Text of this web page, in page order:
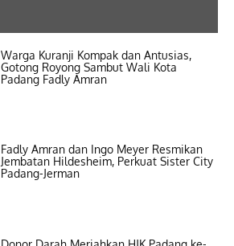
Warga Kuranji Kompak dan Antusias,
Gotong Royong Sambut Wali Kota
Padang Fadly Amran
Fadly Amran dan Ingo Meyer Resmikan
Jembatan Hildesheim, Perkuat Sister City
Padang-Jerman